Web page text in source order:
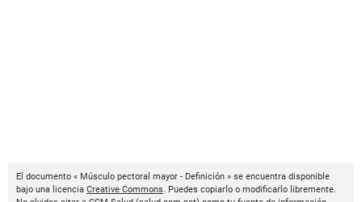
El documento « Músculo pectoral mayor - Definición » se encuentra disponible
bajo una licencia Creative Commons. Puedes copiarlo o modificarlo libremente.